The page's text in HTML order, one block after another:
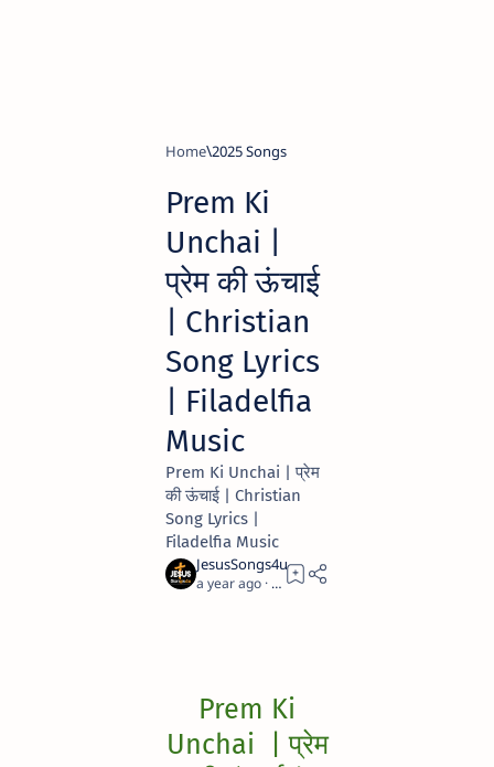
Home 2025 Songs
Prem Ki
Unchai |
प्रेम की ऊंचाई
| Christian
Song Lyrics
| Filadelfia
Music
Prem Ki Unchai | प्रेम
की ऊंचाई | Christian
Song Lyrics |
Filadelfia Music
a year ago 4
Prem Ki
Unchai | प्रेम